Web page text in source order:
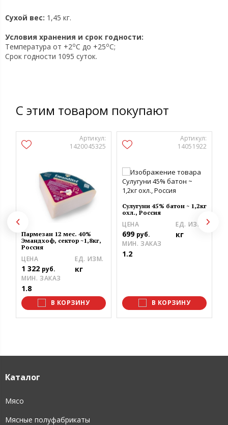
Сухой вес: 1,45 кг.
Условия хранения и срок годности:
Температура от +2oC до +25oC;
Срок годности 1095 суток.
С этим товаром покупают
Артикул:
1420045325
Пармезан 12 мес. 40%
Эмандхоф, сектор ~1,8кг,
Россия
ЦЕНА
1 322 руб.
ЕД. ИЗМ.
кг
МИН. ЗАКАЗ
1.8
В КОРЗИНУ
Артикул:
14051922
Сулугуни 45% батон ~ 1,2кг
охл., Россия
ЦЕНА
699 руб.
ЕД. ИЗМ.
кг
МИН. ЗАКАЗ
1.2
В КОРЗИНУ
Каталог
Мясо
Мясные полуфабрикаты